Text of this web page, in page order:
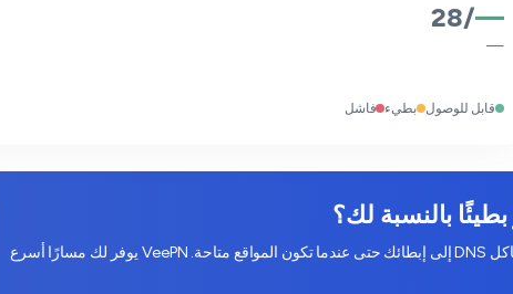
—
/
28
—
قابل للوصول بطيء فاشل
يمكن أن يؤدي تقليل سرعة مزود خدمة الإنترنت، والازدحام، ومشاكل DNS إلى إبطائك حتى عندما تكون المواقع متاحة. VeePN يوفر لك مسارًا أسرع